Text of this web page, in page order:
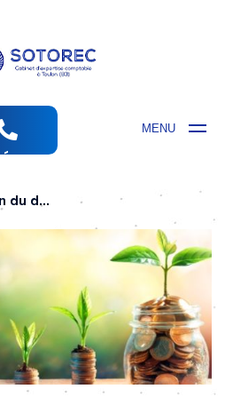
MENU
comptables
Le coin du dirigeant